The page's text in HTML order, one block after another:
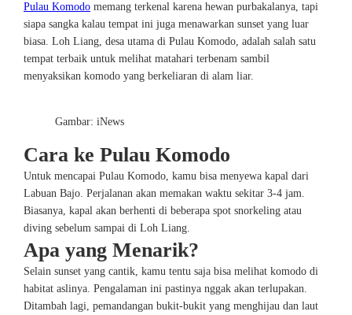
Pulau Komodo memang terkenal karena hewan purbakalanya, tapi
siapa sangka kalau tempat ini juga menawarkan sunset yang luar
biasa. Loh Liang, desa utama di Pulau Komodo, adalah salah satu
tempat terbaik untuk melihat matahari terbenam sambil
menyaksikan komodo yang berkeliaran di alam liar.
Gambar: iNews
Cara ke Pulau Komodo
Untuk mencapai Pulau Komodo, kamu bisa menyewa kapal dari
Labuan Bajo. Perjalanan akan memakan waktu sekitar 3-4 jam.
Biasanya, kapal akan berhenti di beberapa spot snorkeling atau
diving sebelum sampai di Loh Liang.
Apa yang Menarik?
Selain sunset yang cantik, kamu tentu saja bisa melihat komodo di
habitat aslinya. Pengalaman ini pastinya nggak akan terlupakan.
Ditambah lagi, pemandangan bukit-bukit yang menghijau dan laut